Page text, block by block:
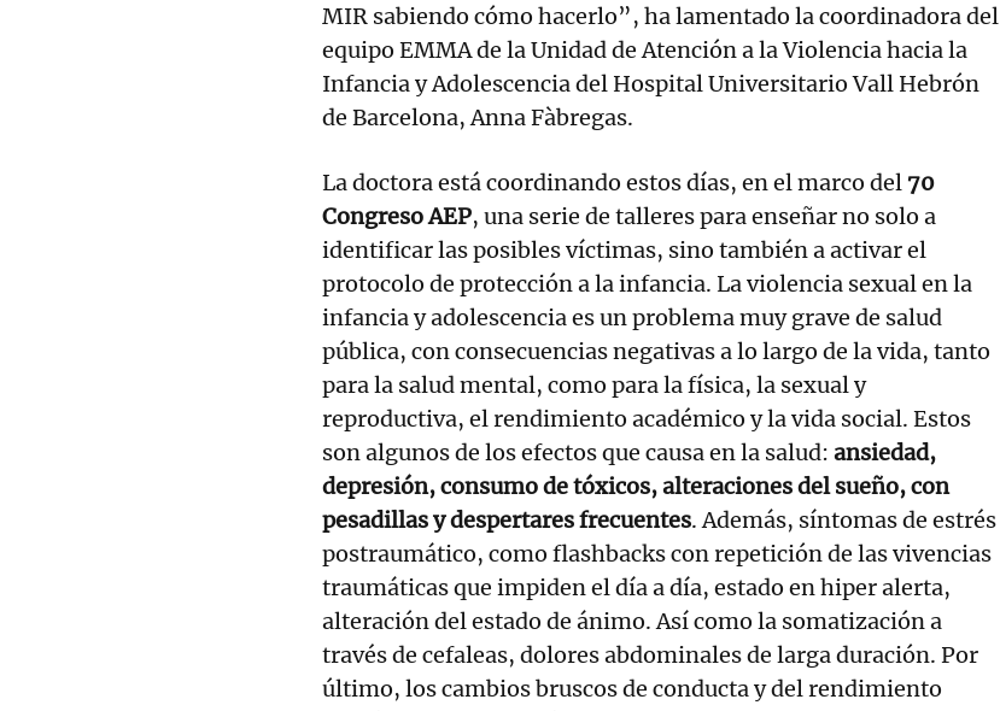
MIR sabiendo cómo hacerlo”, ha lamentado la coordinadora del
equipo EMMA de la Unidad de Atención a la Violencia hacia la
Infancia y Adolescencia del Hospital Universitario Vall Hebrón
de Barcelona, Anna Fàbregas.
La doctora está coordinando estos días, en el marco del 70
Congreso AEP, una serie de talleres para enseñar no solo a
identificar las posibles víctimas, sino también a activar el
protocolo de protección a la infancia. La violencia sexual en la
infancia y adolescencia es un problema muy grave de salud
pública, con consecuencias negativas a lo largo de la vida, tanto
para la salud mental, como para la física, la sexual y
reproductiva, el rendimiento académico y la vida social. Estos
son algunos de los efectos que causa en la salud: ansiedad,
depresión, consumo de tóxicos, alteraciones del sueño, con
pesadillas y despertares frecuentes. Además, síntomas de estrés
postraumático, como flashbacks con repetición de las vivencias
traumáticas que impiden el día a día, estado en hiper alerta,
alteración del estado de ánimo. Así como la somatización a
través de cefaleas, dolores abdominales de larga duración. Por
último, los cambios bruscos de conducta y del rendimiento